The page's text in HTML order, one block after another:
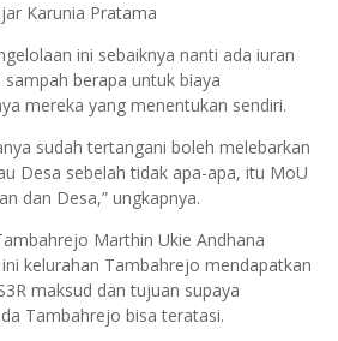
Karunia Pratama
ini sebaiknya nanti ada iuran
berapa untuk biaya
mereka yang menentukan sendiri.
sudah tertangani boleh melebarkan
Desa sebelah tidak apa-apa, itu MoU
dan Desa,” ungkapnya.
Marthin Ukie Andhana
kelurahan Tambahrejo mendapatkan
maksud dan tujuan supaya
Tambahrejo bisa teratasi.